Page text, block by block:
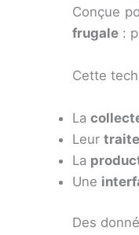
Conçue
frugale :
Cette
La
Leur
La
Une
Des